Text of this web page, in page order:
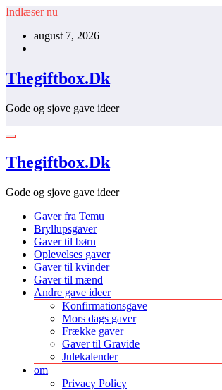
Videre
indhold
Indlæser nu
august 7, 2026
Thegiftbox.Dk
Gode og sjove gave ideer
Thegiftbox.Dk
Gode og sjove gave ideer
Gaver fra Temu
Bryllupsgaver
Gaver til børn
Oplevelses gaver
Gaver til kvinder
Gaver til mænd
Andre gave ideer
Konfirmationsgave
Mors dags gaver
Frække gaver
Gaver til Gravide
Julekalender
om
Privacy Policy